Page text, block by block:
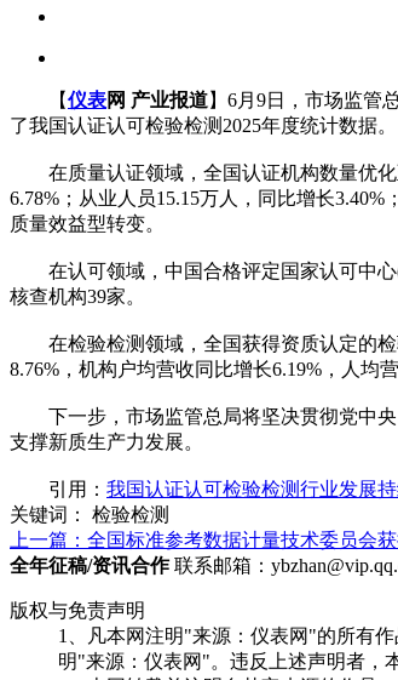
【仪表网 产业报道】6月9日，市场监管
了我国认证认可检验检测2025年度统计数据。
在质量认证领域，全国认证机构数量优化至
6.78%；从业人员15.15万人，同比增长
质量效益型转变。
在认可领域，中国合格评定国家认可中心
核查机构39家。
在检验检测领域，全国获得资质认定的检
8.76%，机构户均营收同比增长6.19%，人均
下一步，市场监管总局将坚决贯彻党中央
支撑新质生产力发展。
引用： 我国认证认可检验检测行业发展
关键词：
检验检测
上一篇：全国标准参考数据计量技术委员会
全年征稿/资讯合作 联系邮箱：
版权与免责声明
1、凡本网注明"来源：仪表网"的所有
明"来源：仪表网"。违反上述声明者，